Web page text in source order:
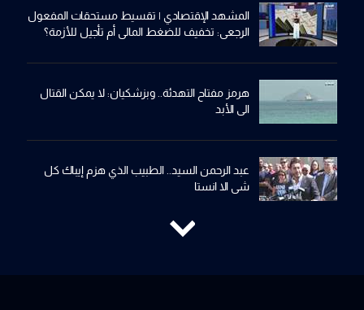
المشهد الإقتصادي | تقسيط مستحقات المفعول
الرجعي: تخفيف للضغط المالي أم تأجيل للأزمة؟
هرمز مفتاح التهدئة.. وبزشكيان: لا يمكن القتال
الى الأبد
عبد الرحمن السيد.. الطبيب الذي هزم إيباك كل
شي الا انستا